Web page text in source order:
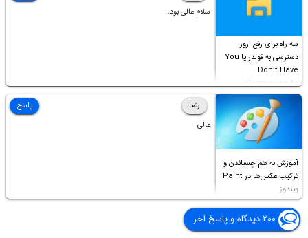
سه راه برای رفع ارور
دسترسی به فولدر یا You
Don’t Have
Permission to
Access this folder
سلام عالی بود.
آموزش به هم چسباندن و
ترکیب عکس‌ها در Paint
ویندوز
رضا
عالی
پاسخ
۲۰۰ دیدگاه و پاسخ آخر